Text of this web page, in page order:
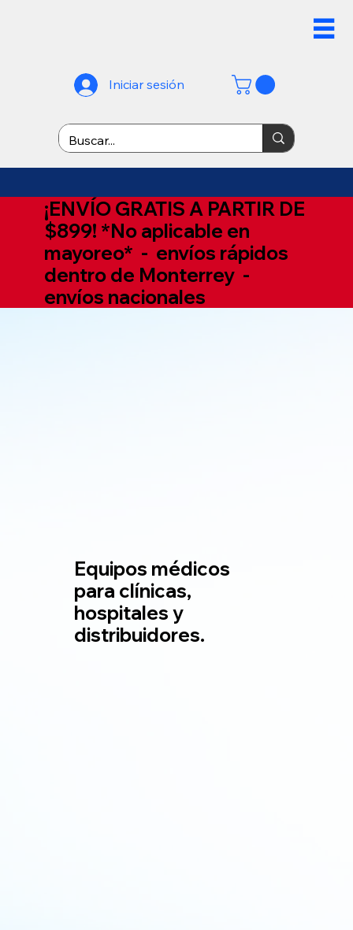
¡ENVÍO GRATIS A PARTIR DE
$899! *No aplicable en
mayoreo* - envíos rápidos
dentro de Monterrey -
envíos nacionales
Iniciar sesión
Equipos médicos
para clínicas,
hospitales y
distribuidores.